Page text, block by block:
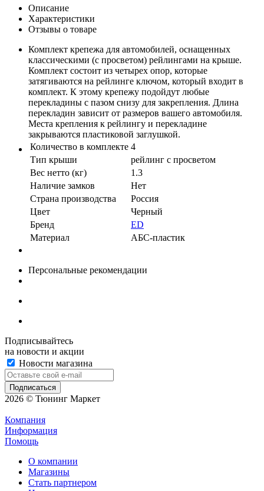
Описание
Характеристики
Отзывы о товаре
Комплект крепежа для автомобилей, оснащенных
классическими (с просветом) рейлингами на крыше.
Комплект состоит из четырех опор, которые
затягиваются на рейлинге ключом, который входит в
комплект. К этому крепежу подойдут любые
перекладины с пазом снизу для закрепления. Длина
перекладин зависит от размеров вашего автомобиля.
Места крепления к рейлингу и перекладине
закрываются пластиковой заглушкой.
Количество в комплекте 4
Тип крыши
рейлинг с просветом
Вес нетто (кг)
1.3
Наличие замков
Нет
Страна производства
Россия
Цвет
Черный
Бренд
ED
Материал
АБС-пластик
Персональные рекомендации
Подписывайтесь
на новости и акции
Новости магазина
2026 © Тюнинг Маркет
Компания
Информация
Помощь
О компании
Магазины
Стать партнером